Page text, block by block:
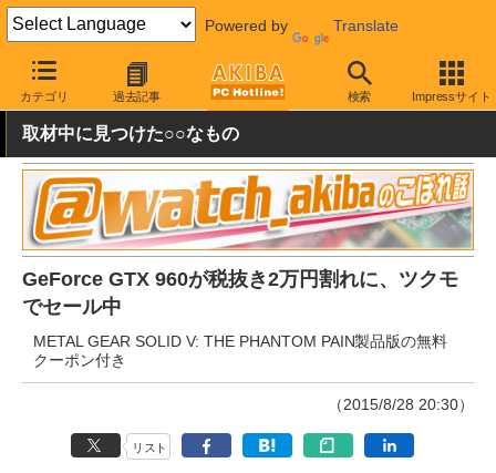
Powered by Translate
カテゴリ 過去記事 検索 Impressサイト
AKIBA PC Hotline! 秋葉原情報 価格情報 特価情報
取材中に見つけた○○なもの
GeForce GTX 960が税抜き2万円割れに、ツクモ
でセール中
METAL GEAR SOLID V: THE PHANTOM PAIN製品版の無料
クーポン付き
（2015/8/28 20:30）
リスト